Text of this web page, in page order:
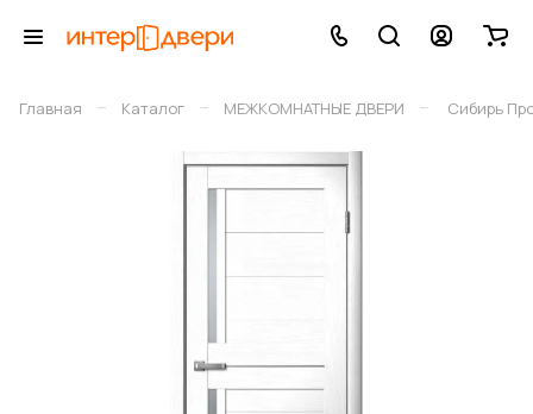
Главная – Каталог – МЕЖКОМНАТНЫЕ ДВЕРИ – Сибирь